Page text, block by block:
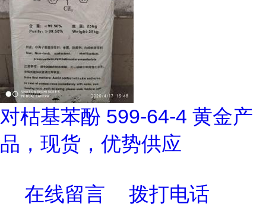
对枯基苯酚 599-64-4 黄金产
品，现货，优势供应
在线留言 拨打电话